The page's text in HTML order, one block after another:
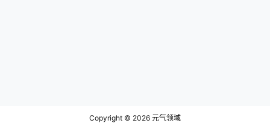
Copyright © 2026 元气领域